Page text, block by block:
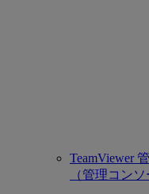
TeamViewer
（管理コン